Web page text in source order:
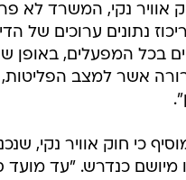
אוויר נקי, המשרד לא
נתונים ערוכים של
בכל המפעלים, באופן
אשר למצב
כי חוק אוויר נקי,
אינו מיושם כנדרש. "עד